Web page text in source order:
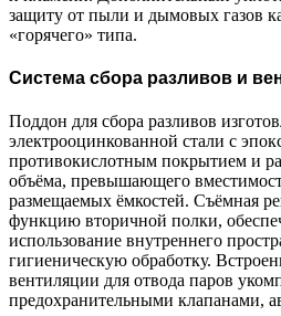
защиту от пыли и дымовых газов
«горячего» типа.
Система сбора разливов и
Поддон для сбора разливов
электрооцинкованной стали с
противокислотным покрытием и
объёма, превышающего
размещаемых ёмкостей. Съёмная
функцию вторичной полки,
использование внутреннего
гигиеническую обработку.
вентиляции для отвода паров
предохранительными клапанами,